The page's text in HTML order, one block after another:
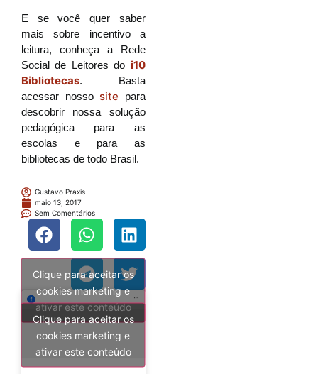
E se você quer saber
mais sobre incentivo a
leitura, conheça a Rede
Social de Leitores do i10
Bibliotecas. Basta
acessar nosso site para
descobrir nossa solução
pedagógica para as
escolas e para as
bibliotecas de todo Brasil.
Gustavo Praxis
maio 13, 2017
Sem Comentários
Clique para aceitar os
cookies marketing e
ativar este conteúdo
Clique para aceitar os
cookies marketing e
ativar este conteúdo